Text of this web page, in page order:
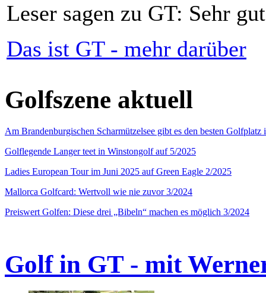
Leser sagen zu GT: Sehr
Das ist GT - mehr darüber
Golfszene aktuell
Am Brandenburgischen Scharmützelsee gibt es den besten
Golflegende Langer teet in Winstongolf auf 5/2025
Ladies European Tour im Juni 2025 auf Green Eagle 2/2025
Mallorca Golfcard: Wertvoll wie nie zuvor 3/2024
Preiswert Golfen: Diese drei „Bibeln“ machen es möglich 3/2024
Golf in GT - mit